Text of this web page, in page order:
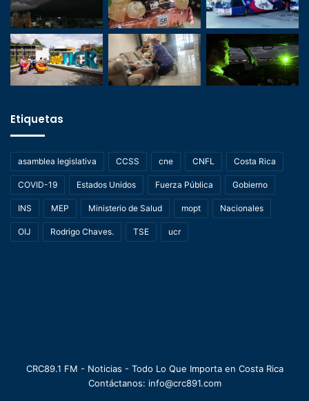
Etiquetas
asamblea legislativa CCSS cne CNFL Costa Rica
COVID-19 Estados Unidos Fuerza Pública Gobierno
INS MEP Ministerio de Salud mopt Nacionales
OIJ Rodrigo Chaves. TSE ucr
CRC89.1 FM - Noticias - Todo Lo Que Importa en Costa Rica
Contáctanos: info@crc891.com